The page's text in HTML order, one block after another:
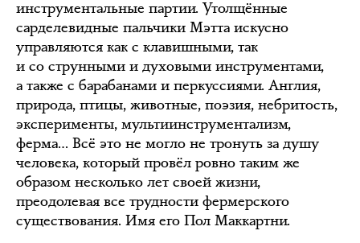
инструментальные партии. Утолщённые
сарделевидные пальчики Мэтта искусно
управляются как с клавишными, так
и со струнными и духовыми инструментами,
а также с барабанами и перкуссиями. Англия,
природа, птицы, животные, поэзия, небритость,
эксперименты, мультиинструментализм,
ферма… Всё это не могло не тронуть за душу
человека, который провёл ровно таким же
образом несколько лет своей жизни,
преодолевая все трудности фермерского
существования. Имя его Пол Маккартни.